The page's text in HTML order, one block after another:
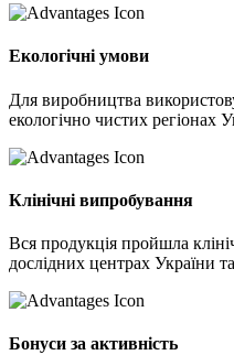
Екологічні умови
Для виробництва
екологічно чистих регіонах
Клінічні випробування
Вся продукція пройшла
дослідних центрах України
Бонуси за активність